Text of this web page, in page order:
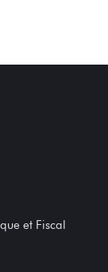
et Fiscal